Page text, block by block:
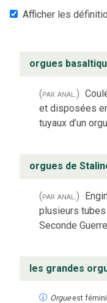
Afficher les
orgues
(par anal.)
et disposées
tuyaux d’un
orgues de
(par anal.)
plusieurs
Seconde
les grandes
Orgueest